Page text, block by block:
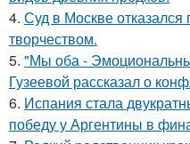
4. Суд в Москве
творчеством.
5. "Мы оба -
Гузеевой рассказал о
6. Испания стала
победу у Аргентины в